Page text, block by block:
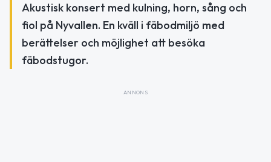
Akustisk konsert med kulning, horn, sång och
fiol på Nyvallen. En kväll i fäbodmiljö med
berättelser och möjlighet att besöka
fäbodstugor.
ANNONS